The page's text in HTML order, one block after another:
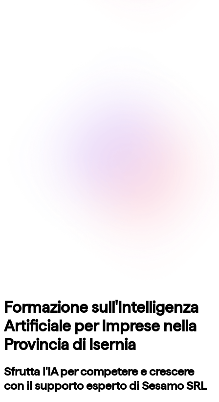
Formazione sull'Intelligenza
Artificiale per Imprese nella
Provincia di Isernia
Sfrutta l'IA per competere e crescere
con il supporto esperto di Sesamo SRL